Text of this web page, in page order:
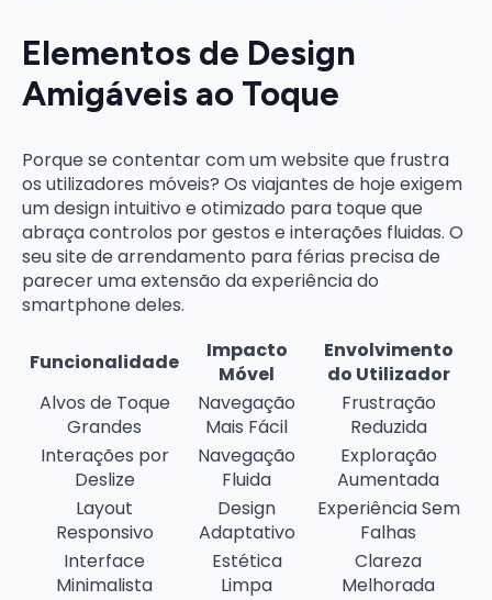
Elementos de Design
Amigáveis ao Toque
Porque se contentar com um website que frustra
os utilizadores móveis? Os viajantes de hoje exigem
um design intuitivo e otimizado para toque que
abraça controlos por gestos e interações fluidas. O
seu site de arrendamento para férias precisa de
parecer uma extensão da experiência do
smartphone deles.
Funcionalidade
Impacto
Móvel
Envolvimento
do Utilizador
Alvos de Toque
Grandes
Navegação
Mais Fácil
Frustração
Reduzida
Interações por
Deslize
Navegação
Fluida
Exploração
Aumentada
Layout
Responsivo
Design
Adaptativo
Experiência Sem
Falhas
Interface
Minimalista
Estética
Limpa
Clareza
Melhorada